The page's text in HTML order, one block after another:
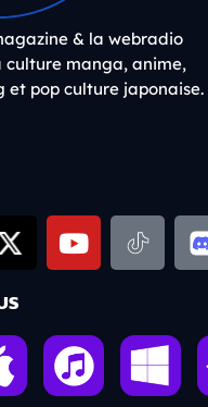
& la webradio
culture manga, anime,
et pop culture japonaise.